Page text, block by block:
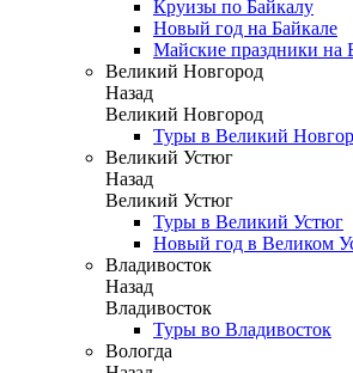
Круизы по Байкалу
Новый год на Байкале
Майские праздники на
Великий Новгород
Назад
Великий Новгород
Туры в Великий
Великий Устюг
Назад
Великий Устюг
Туры в Великий Устюг
Новый год в Великом
Владивосток
Назад
Владивосток
Туры во Владивосток
Вологда